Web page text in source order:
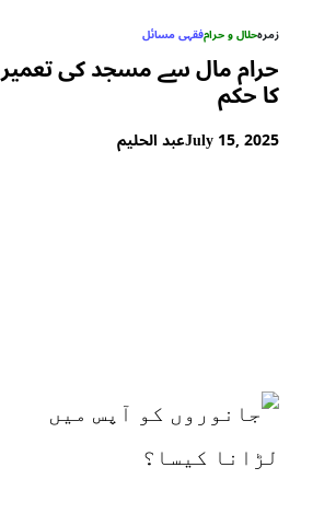
زمرہحلال و حرامفقہی مسائل
حرام مال سے مسجد کی تعمیر
کا حکم
July 15, 2025عبد الحلیم